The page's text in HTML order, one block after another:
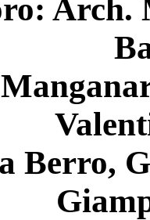
Arch.
Berro,